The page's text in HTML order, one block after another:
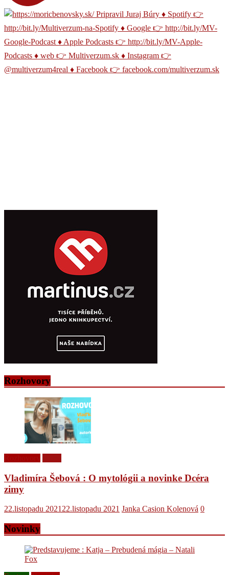
Rozhovory
Vladimíra Šebová : O mytológii a novinke Dcéra
zimy
22.listopadu 2021 22.listopadu 2021 Janka Casion Kolenová 0
Novinky